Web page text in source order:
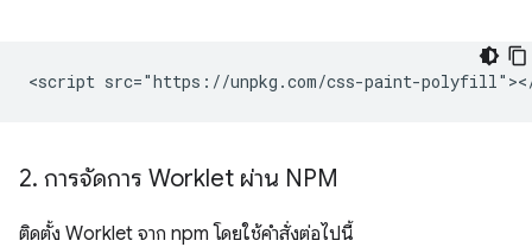
2. การจัดการ Worklet ผ่าน NPM
ติดตั้ง Worklet จาก npm โดยใช้คำสั่งต่อไปนี้